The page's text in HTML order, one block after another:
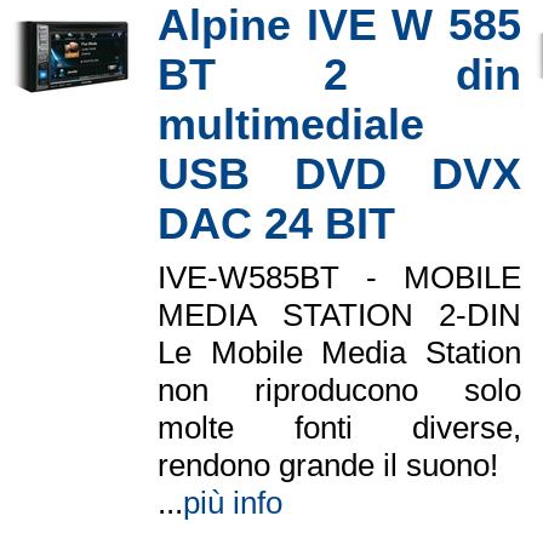
Alpine IVE W 585
BT 2 din
multimediale
USB DVD DVX
DAC 24 BIT
IVE-W585BT - MOBILE
MEDIA STATION 2-DIN
Le Mobile Media Station
non riproducono solo
molte fonti diverse,
rendono grande il suono!
...più info